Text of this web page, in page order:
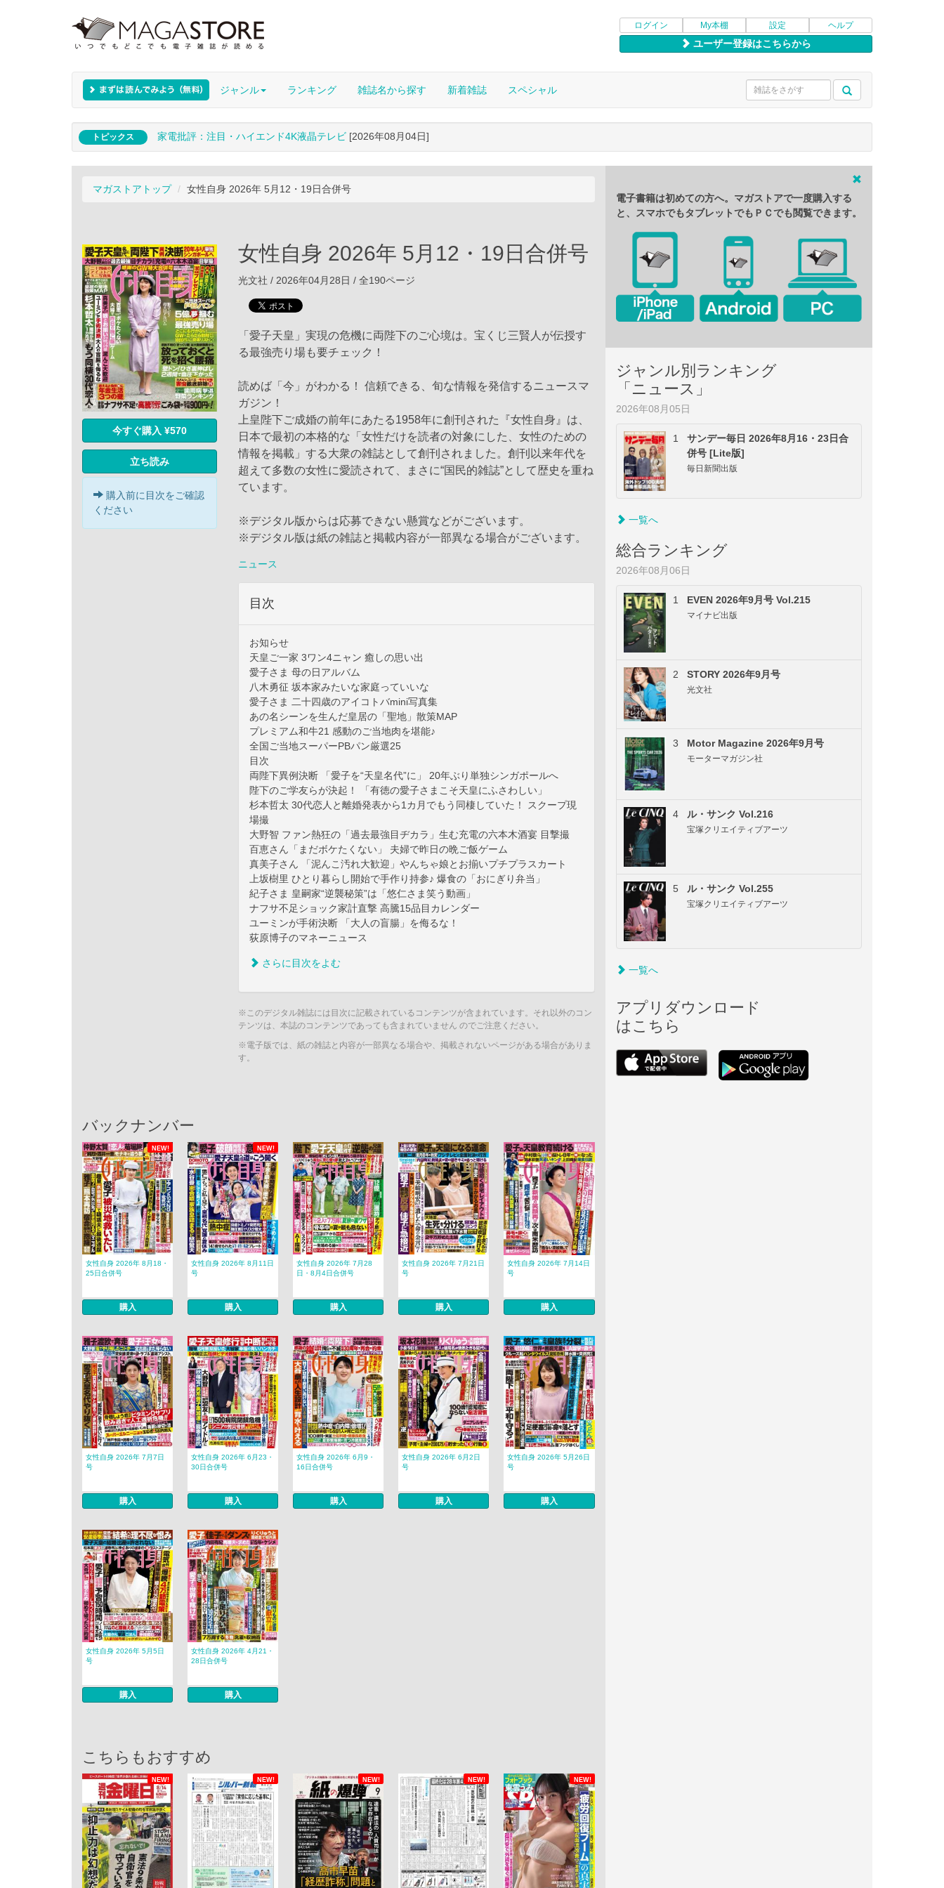
ログイン My本棚 設定 ヘルプ
ユーザー登録はこちらから
ジャンル ランキング 雑誌名から探す 新着雑誌 スペシャル
トピックス 家電批評：注目・ハイエンド4K液晶テレビ [2026年08月04日]
マガストアトップ 女性自身 2026年 5月12・19日合併号
今すぐ購入 ¥570
立ち読み
購入前に目次をご確認
ください
女性自身 2026年 5月12・19日合併号
光文社 / 2026年04月28日 / 全190ページ
「愛子天皇」実現の危機に両陛下のご心境は。宝くじ三賢人が伝授す
る最強売り場も要チェック！
読めば「今」がわかる！ 信頼できる、旬な情報を発信するニュースマ
ガジン！
上皇陛下ご成婚の前年にあたる1958年に創刊された『女性自身』は、
日本で最初の本格的な「女性だけを読者の対象にした、女性のための
情報を掲載」する大衆の雑誌として創刊されました。創刊以来年代を
超えて多数の女性に愛読されて、まさに“国民的雑誌”として歴史を重ね
ています。
※デジタル版からは応募できない懸賞などがございます。
※デジタル版は紙の雑誌と掲載内容が一部異なる場合がございます。
ニュース
目次
お知らせ
天皇ご一家 3ワン4ニャン 癒しの思い出
愛子さま 母の日アルバム
八木勇征 坂本家みたいな家庭っていいな
愛子さま 二十四歳のアイコトバmini写真集
あの名シーンを生んだ皇居の「聖地」散策MAP
プレミアム和牛21 感動のご当地肉を堪能♪
全国ご当地スーパーPBパン厳選25
目次
両陛下異例決断 「愛子を“天皇名代”に」 20年ぶり単独シンガポールへ
陛下のご学友らが決起！ 「有徳の愛子さまこそ天皇にふさわしい」
杉本哲太 30代恋人と離婚発表から1カ月でもう同棲していた！ スクープ現
場撮
大野智 ファン熱狂の「過去最強目ヂカラ」生む充電の六本木酒宴 目撃撮
百恵さん「まだボケたくない」 夫婦で昨日の晩ご飯ゲーム
真美子さん 「泥んこ汚れ大歓迎」やんちゃ娘とお揃いプチプラスカート
上坂樹里 ひとり暮らし開始で手作り持参♪ 爆食の「おにぎり弁当」
紀子さま 皇嗣家“逆襲秘策”は「悠仁さま笑う動画」
ナフサ不足ショック家計直撃 高騰15品目カレンダー
ユーミンが手術決断 「大人の盲腸」を侮るな！
荻原博子のマネーニュース
さらに目次をよむ
※このデジタル雑誌には目次に記載されているコンテンツが含まれています。それ以外のコン
テンツは、本誌のコンテンツであっても含まれていません のでご注意ください。
※電子版では、紙の雑誌と内容が一部異なる場合や、掲載されないページがある場合がありま
す。
バックナンバー
NEW! NEW!
女性自身 2026年 8月18・
25日合併号
購入
女性自身 2026年 8月11日
号
購入
女性自身 2026年 7月28
日・8月4日合併号
購入
女性自身 2026年 7月21日
号
購入
女性自身 2026年 7月14日
号
購入
女性自身 2026年 7月7日
号
購入
女性自身 2026年 6月23・
30日合併号
購入
女性自身 2026年 6月9・
16日合併号
購入
女性自身 2026年 6月2日
号
購入
女性自身 2026年 5月26日
号
購入
女性自身 2026年 5月5日
号
購入
女性自身 2026年 4月21・
28日合併号
購入
こちらもおすすめ
NEW! NEW! NEW! NEW! NEW!
電子書籍は初めての方へ。マガストアで一度購入する
と、スマホでもタブレットでもＰＣでも閲覧できます。
ジャンル別ランキング
「ニュース」
2026年08月05日
1
サンデー毎日 2026年8月16・23日合
併号 [Lite版]
毎日新聞出版
一覧へ
総合ランキング
2026年08月06日
1 EVEN 2026年9月号 Vol.215
マイナビ出版
2 STORY 2026年9月号
光文社
3 Motor Magazine 2026年9月号
モーターマガジン社
4 ル・サンク Vol.216
宝塚クリエイティブアーツ
5 ル・サンク Vol.255
宝塚クリエイティブアーツ
一覧へ
アプリダウンロード
はこちら